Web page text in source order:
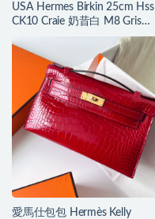
USA Hermes Birkin 25cm Hss
CK10 Craie 奶昔白 M8 Gris
愛馬仕包包 Hermès Kelly